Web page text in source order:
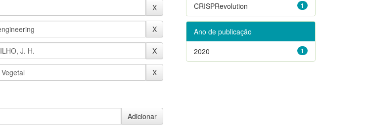
1
CRISPRevolution
Ano de publicação
1
2020